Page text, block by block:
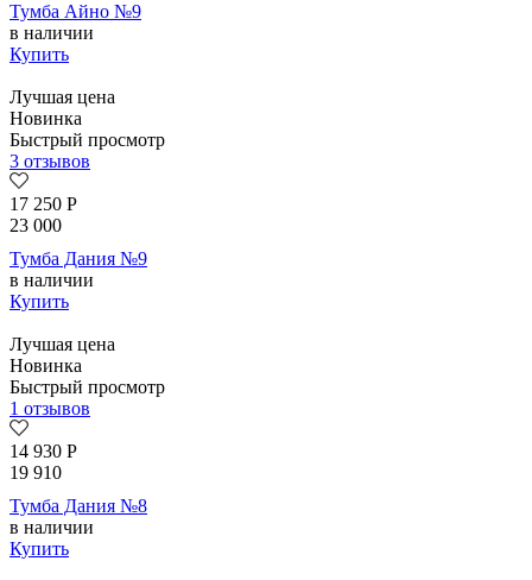
Тумба Айно №9
в наличии
Купить
Лучшая цена
Новинка
Быстрый просмотр
3 отзывов
17 250 Р
23 000
Тумба Дания №9
в наличии
Купить
Лучшая цена
Новинка
Быстрый просмотр
1 отзывов
14 930 Р
19 910
Тумба Дания №8
в наличии
Купить